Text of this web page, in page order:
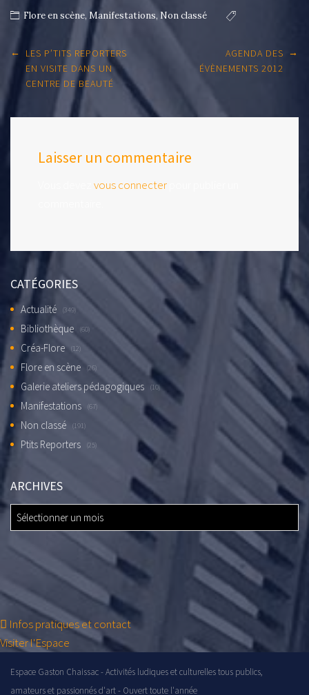
Flore en scène, Manifestations, Non classé
Post
navigation
←
LES P’TITS REPORTERS
EN VISITE DANS UN
CENTRE DE BEAUTÉ
AGENDA DES
ÉVÈNEMENTS 2012
→
Laisser un commentaire
vous connecter
CATÉGORIES
Actualité (349)
Bibliothèque (60)
Créa-Flore (12)
Flore en scène (26)
Galerie ateliers pédagogiques (10)
Manifestations (67)
Non classé (191)
Ptits Reporters (25)
ARCHIVES
ARCHIVES
Infos pratiques et contact
Visiter l'Espace
Espace Gaston Chaissac - Activités ludiques et culturelles tous publics,
amateurs et passionnés d'art - Ouvert toute l'année